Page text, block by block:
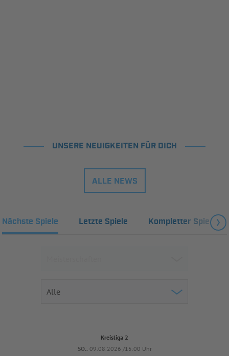
UNSERE NEUIGKEITEN FÜR DICH
ALLE NEWS
Nächste Spiele Letzte Spiele Kompletter Spielplan
Kreisliga 2
SO.. 09.08.2026 /15:00 Uhr